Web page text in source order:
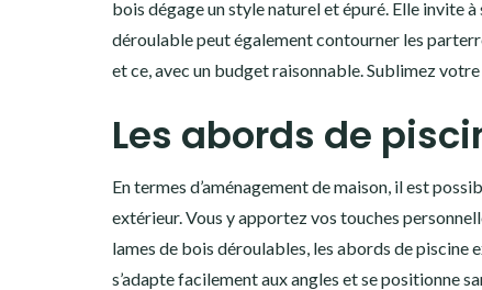
bois dégage un style naturel et épuré. Elle invite
déroulable peut également contourner les
et ce, avec un budget raisonnable. Sublimez
Les abords de
En termes d’aménagement de maison, il est
extérieur. Vous y apportez vos touches
lames de bois déroulables, les abords de piscine
s’adapte facilement aux angles et se positionne